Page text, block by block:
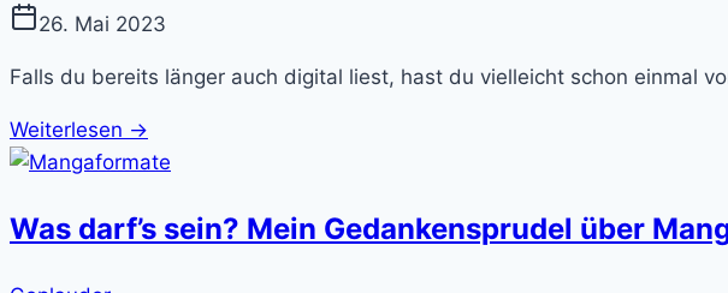
26. Mai 2023
Falls du bereits länger auch digital liest, hast du vielleicht schon einmal
Weiterlesen →
Was darf’s sein? Mein Gedankensprudel über